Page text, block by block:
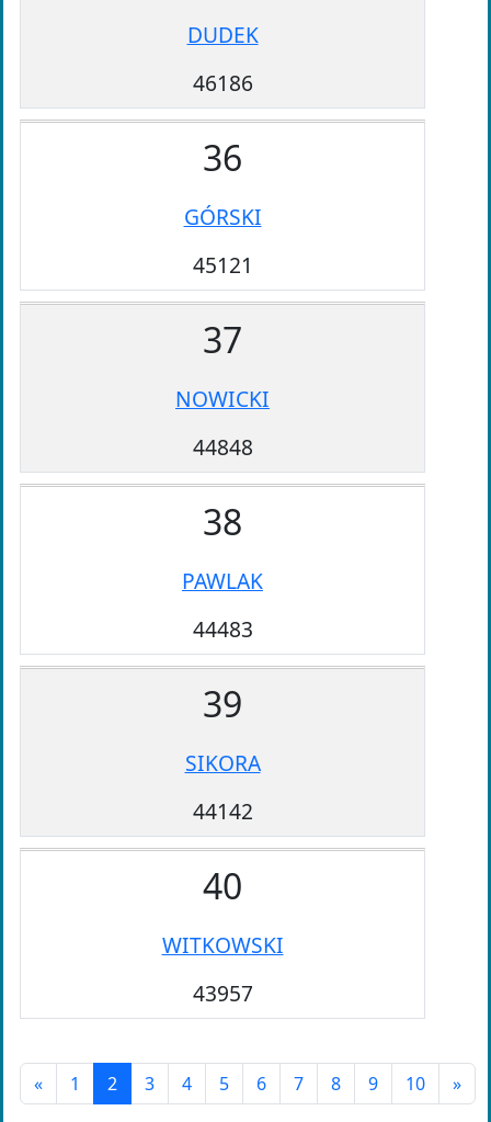
DUDEK
46186
36
GÓRSKI
45121
37
NOWICKI
44848
38
PAWLAK
44483
39
SIKORA
44142
40
WITKOWSKI
43957
« 1 2 3 4 5 6 7 8 9 10 »